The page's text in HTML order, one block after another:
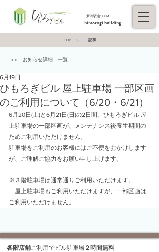
himorogi building
​新潟駅南500M
TOP > 記事
<< お知らせ詳細 一覧
ひもろぎビル 屋上駐車場 一部区画
のご利用について（6/20・6/21）
6月19日
6月20日(土)と6月21日(日)の2日間、ひもろぎビル 屋
上駐車場の一部区画が、メンテナンス後養生期間の
ためご利用いただけません。
駐車場をご利用のお客様にはご不便をおかけします
が、ご理解ご協力をお願い申し上げます。
※３階駐車場は通常通りご利用いただけます。
屋上駐車場もご利用いただけますが、一部区画は
ご利用いただけません。
各階店舗ご利用でビル駐車場 ２時間無料